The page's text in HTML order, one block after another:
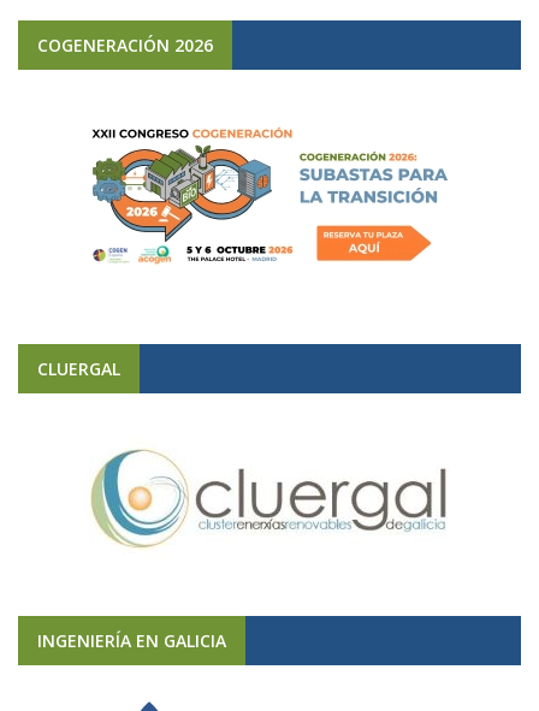
COGENERACIÓN 2026
CLUERGAL
INGENIERÍA EN GALICIA